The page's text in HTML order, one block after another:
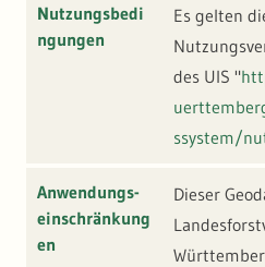
Nutzungsbedi
ngungen
Es gelten
des UIS "
ssystem/
Anwendungs-
einschränkung
en
Dieser